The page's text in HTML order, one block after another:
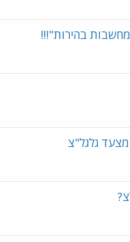
בהירות"!!!
מצעד גלגל"צ